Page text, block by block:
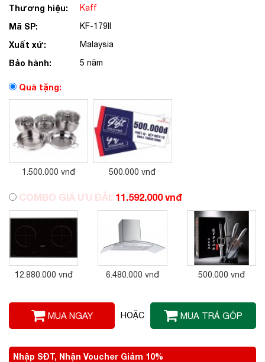
Thương hiệu: Kaff
Mã SP: KF-179II
Xuất xứ: Malaysia
Bảo hành: 5 năm
Quà tặng:
1.500.000 vnđ 500.000 vnđ
COMBO GIÁ ƯU ĐÃI: 11.592.000 vnđ
12.880.000 vnđ 6.480.000 vnđ 500.000 vnđ
MUA NGAY HOẶC MUA TRẢ GÓP
Nhập SĐT, Nhận Voucher Giảm 10%